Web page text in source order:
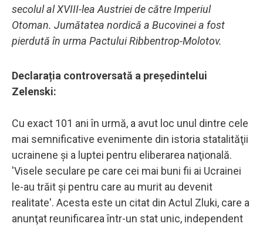
secolul al XVIII-lea Austriei de către Imperiul
Otoman. Jumătatea nordică a Bucovinei a fost
pierdută în urma Pactului Ribbentrop-Molotov.
Declarația controversată a președintelui
Zelenski:
Cu exact 101 ani în urmă, a avut loc unul dintre cele
mai semnificative evenimente din istoria statalităţii
ucrainene şi a luptei pentru eliberarea naţională.
'Visele seculare pe care cei mai buni fii ai Ucrainei
le-au trăit şi pentru care au murit au devenit
realitate'. Acesta este un citat din Actul Zluki, care a
anunţat reunificarea într-un stat unic, independent